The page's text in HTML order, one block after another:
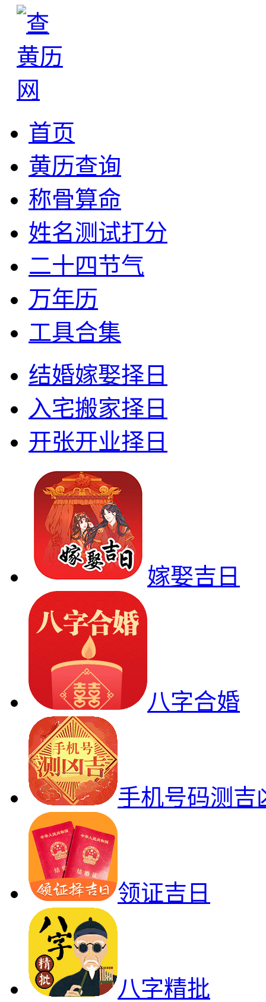
首页
黄历查询
称骨算命
姓名测试打分
二十四节气
万年历
工具合集
结婚嫁娶择日
入宅搬家择日
开张开业择日
嫁娶吉日
八字合婚
手机号码测吉
领证吉日
八字精批